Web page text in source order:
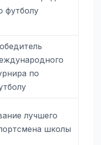
футболу
по
лучшего
школы